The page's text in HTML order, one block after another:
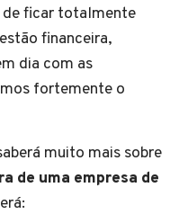
de ficar totalmente
financeira,
dia com as
fortemente o
muito mais sobre
de uma empresa de